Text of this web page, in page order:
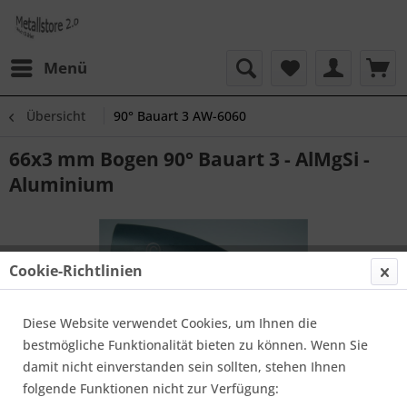
Menü
Übersicht 90° Bauart 3 AW-6060
66x3 mm Bogen 90° Bauart 3 - AlMgSi -
Aluminium
Cookie-Richtlinien
Diese Website verwendet Cookies, um Ihnen die
bestmögliche Funktionalität bieten zu können. Wenn Sie
damit nicht einverstanden sein sollten, stehen Ihnen
folgende Funktionen nicht zur Verfügung: